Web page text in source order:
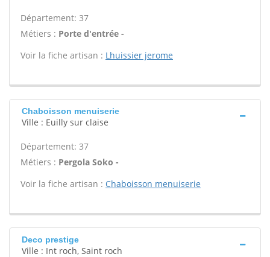
Département: 37
Métiers : Porte d'entrée -
Voir la fiche artisan : Lhuissier jerome
Chaboisson menuiserie
Ville : Euilly sur claise
Département: 37
Métiers : Pergola Soko -
Voir la fiche artisan : Chaboisson menuiserie
Deco prestige
Ville : Int roch, Saint roch